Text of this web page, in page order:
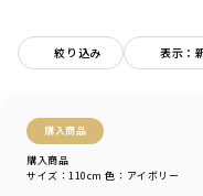
絞り込み 表示：
購入商品
購入商品
サイズ：110cm 色：アイボリー
吸水速乾性のある加工を施し
通園に嬉しい♪お名前ネーム
透け感：オフホワイト・アイ
す
伸縮性：あり